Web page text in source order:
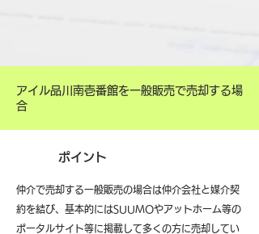
アイル品川南壱番館を一般販売で売却する場
合
ポイント
仲介で売却する一般販売の場合は仲介会社と媒介契
約を結び、基本的にはSUUMOやアットホーム等の
ポータルサイト等に掲載して多くの方に売却してい